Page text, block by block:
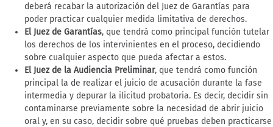
deberá recabar la autorización del Juez de Garantías para
poder practicar cualquier medida limitativa de derechos.
El Juez de Garantías, que tendrá como principal función tutelar
los derechos de los intervinientes en el proceso, decidiendo
sobre cualquier aspecto que pueda afectar a estos.
El Juez de la Audiencia Preliminar, que tendrá como función
principal la de realizar el juicio de acusación durante la fase
intermedia y depurar la ilicitud probatoria. Es decir, decidir sin
contaminarse previamente sobre la necesidad de abrir juicio
oral y, en su caso, decidir sobre qué pruebas deben practicarse